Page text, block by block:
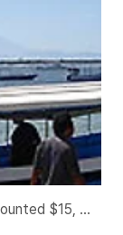
입니다. 래프팅
거북이섬투어, 90 minutes, listed $30, discounted $15, turtle lsland